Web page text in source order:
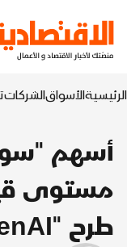
الرئيسيةالأسواقالشركات
أسهم
مستوى
طرح "OpenAI"